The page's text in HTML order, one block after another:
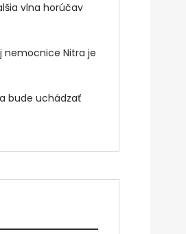
vlna horúčav
nemocnice Nitra je
bude uchádzať